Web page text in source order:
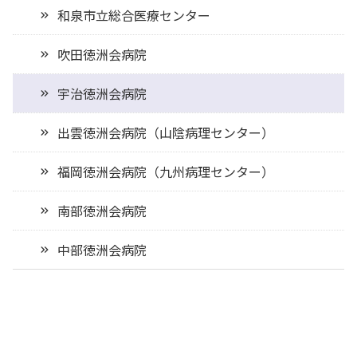
和泉市立総合医療センター
吹田徳洲会病院
宇治徳洲会病院
出雲徳洲会病院（山陰病理センター）
福岡徳洲会病院（九州病理センター）
南部徳洲会病院
中部徳洲会病院